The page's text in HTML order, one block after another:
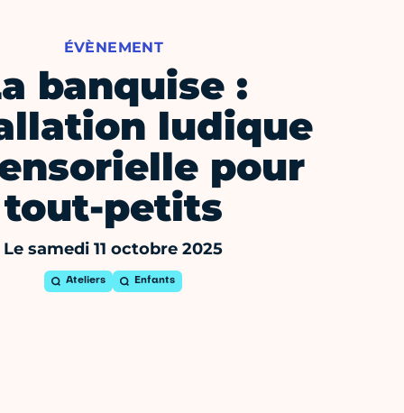
ÉVÈNEMENT
banquise :
ludique
pour
tout-petits
Le samedi 11 octobre 2025
Ateliers Enfants